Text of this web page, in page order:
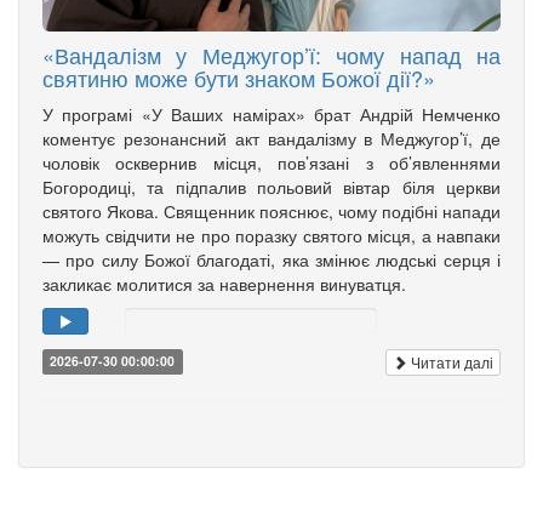
«Вандалізм у Меджугор’ї: чому напад на
святиню може бути знаком Божої дії?»
У програмі «У Ваших намірах» брат Андрій Немченко
коментує резонансний акт вандалізму в Меджугор’ї, де
чоловік осквернив місця, пов’язані з об’явленнями
Богородиці, та підпалив польовий вівтар біля церкви
святого Якова. Священник пояснює, чому подібні напади
можуть свідчити не про поразку святого місця, а навпаки
— про силу Божої благодаті, яка змінює людські серця і
закликає молитися за навернення винуватця.
2026-07-30 00:00:00 Читати далі